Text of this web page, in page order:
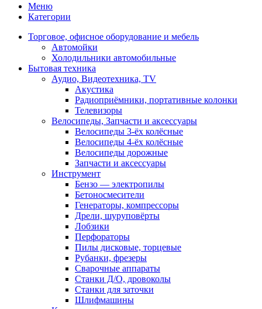
Меню
Категории
Торговое, офисное оборудование и мебель
Автомойки
Холодильники автомобильные
Бытовая техника
Аудио, Видеотехника, TV
Акустика
Радиоприёмники, портативные колонки
Телевизоры
Велосипеды, Запчасти и аксессуары
Велосипеды 3-ёх колёсные
Велосипеды 4-ёх колёсные
Велосипеды дорожные
Запчасти и аксессуары
Инструмент
Бензо — электропилы
Бетоносмесители
Генераторы, компрессоры
Дрели, шуруповёрты
Лобзики
Перфораторы
Пилы дисковые, торцевые
Рубанки, фрезеры
Сварочные аппараты
Станки Д/О, дровоколы
Станки для заточки
Шлифмашины